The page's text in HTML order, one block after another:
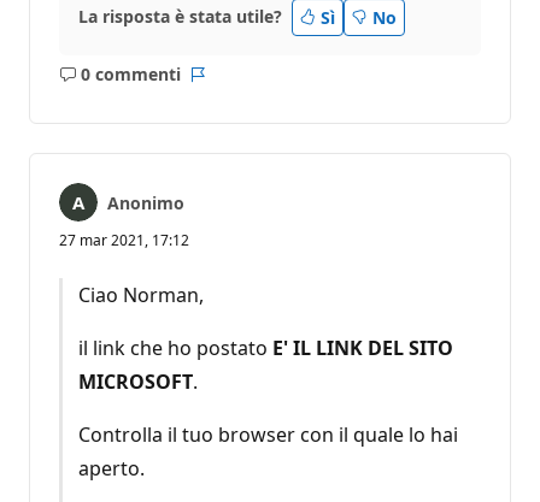
La risposta è stata utile? Sì No
0 commenti
Nessun
Anonimo
27 mar 2021, 17:12
Ciao Norman,
il link che ho postato E' IL LINK DEL SITO
MICROSOFT.
Controlla il tuo browser con il quale lo hai
aperto.